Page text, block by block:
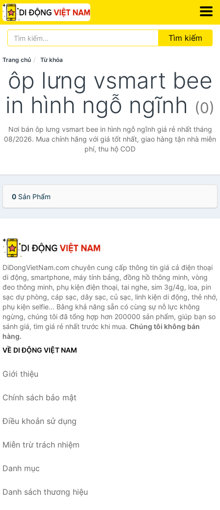
Tìm kiếm
Trang chủ Từ khóa
ôp lưng vsmart bee
in hình ngỗ ngĩnh (0)
Nơi bán ôp lưng vsmart bee in hình ngỗ ngĩnh giá rẻ nhất tháng
08/2026. Mua chính hãng với giá tốt nhất, giao hàng tận nhà miễn
phí, thu hộ COD
0 Sản Phẩm
DiDongVietNam.com chuyên cung cấp thông tin giá cả điện thoại
di động, smartphone, máy tính bảng, đồng hồ thông minh, vòng
đeo thông minh, phụ kiện điện thoại, tai nghe, sim 3g/4g, loa, pin
sạc dự phòng, cáp sạc, dây sạc, củ sạc, linh kiện di động, thẻ nhớ,
phụ kiện selfie... Bằng khả năng sẵn có cùng sự nỗ lực không
ngừng, chúng tôi đã tổng hợp hơn 200000 sản phẩm, giúp bạn so
sánh giá, tìm giá rẻ nhất trước khi mua. Chúng tôi không bán
hàng.
VỀ DI ĐỘNG VIỆT NAM
Giới thiệu
Chính sách bảo mật
Điều khoản sử dụng
Miễn trừ trách nhiệm
Danh mục
Danh sách thương hiệu